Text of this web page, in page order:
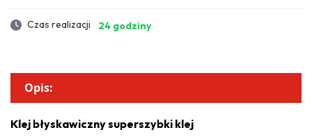
Czas realizacji 24 godziny
Opis:
Klej błyskawiczny superszybki klej